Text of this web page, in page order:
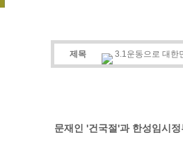
제목 3.1운동으로 대한
문재인 '건국절'과 한성임시정